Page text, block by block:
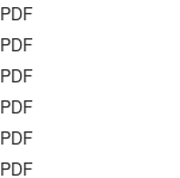
PDF
PDF
PDF
PDF
PDF
PDF